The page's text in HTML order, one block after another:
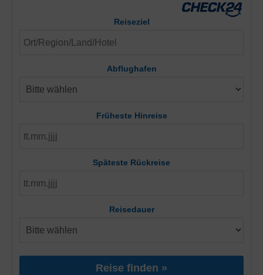
Reiseziel
Abflughafen
Früheste Hinreise
Späteste Rückreise
Reisedauer
Reise finden »